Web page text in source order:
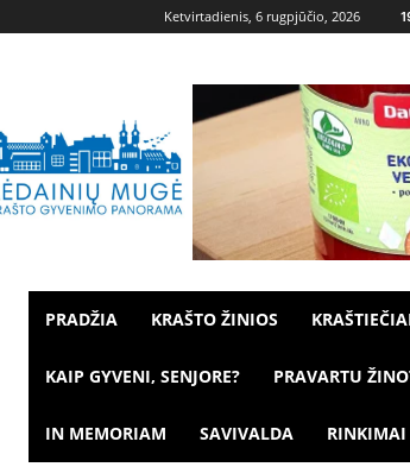
Ketvirtadienis, 6 rugpjūčio, 2026
PRADŽIA KRAŠTO ŽINIOS
KAIP GYVENI, SENJORE? PRAVARTU
IN MEMORIAM SAVIVALDA RINKIMAI